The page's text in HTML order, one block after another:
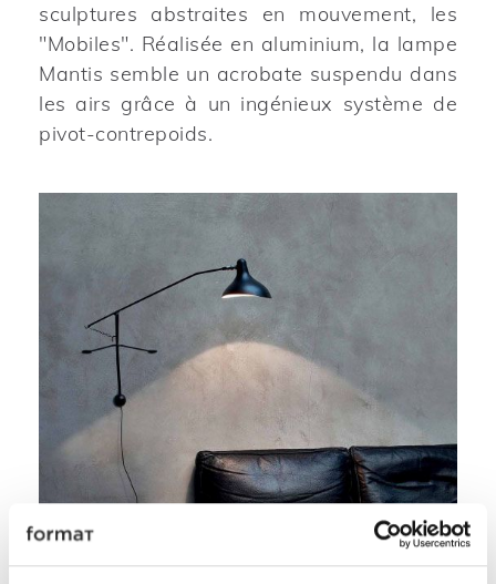
sculptures abstraites en mouvement, les
"Mobiles". Réalisée en aluminium, la lampe
Mantis semble un acrobate suspendu dans
les airs grâce à un ingénieux système de
pivot-contrepoids.